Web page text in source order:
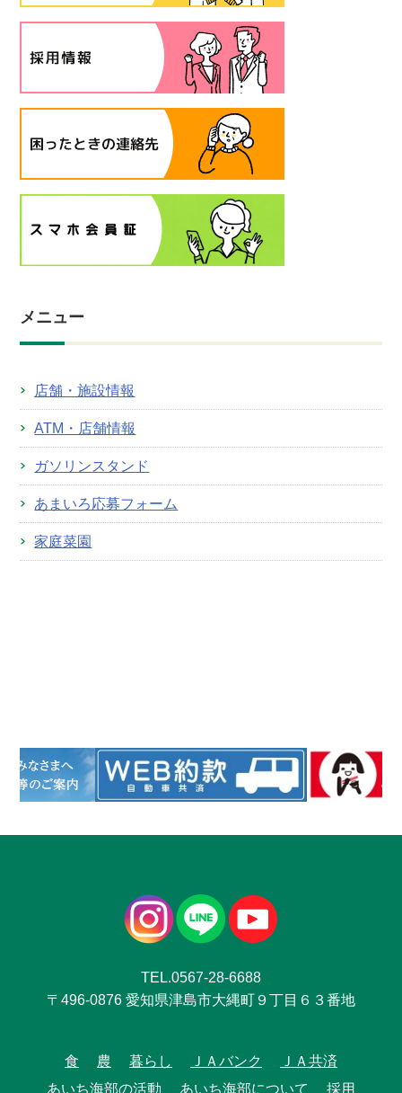
メニュー
店舗・施設情報
ATM・店舗情報
ガソリンスタンド
あまいろ応募フォーム
家庭菜園
TEL.0567-28-6688
〒496-0876 愛知県津島市大縄町９丁目６３番地
食 農 暮らし ＪＡバンク
ＪＡ共済
あいち海部の活動
あいち海部について 採用